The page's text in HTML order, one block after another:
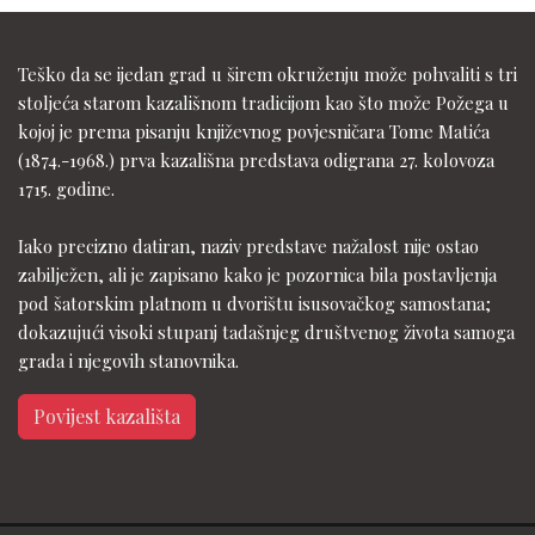
Teško da se ijedan grad u širem okruženju može pohvaliti s tri
stoljeća starom kazališnom tradicijom kao što može Požega u
kojoj je prema pisanju književnog povjesničara Tome Matića
(1874.-1968.) prva kazališna predstava odigrana 27. kolovoza
1715. godine.
Iako precizno datiran, naziv predstave nažalost nije ostao
zabilježen, ali je zapisano kako je pozornica bila postavljenja
pod šatorskim platnom u dvorištu isusovačkog samostana;
dokazujući visoki stupanj tadašnjeg društvenog života samoga
grada i njegovih stanovnika.
Povijest kazališta